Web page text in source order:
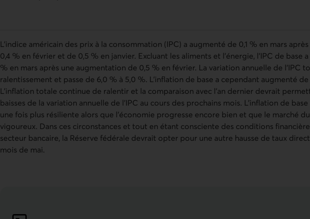
L’indice américain des prix à la consommation (IPC) a augmenté de 0,1 % en mars
0,4 % en février et de 0,5 % en janvier. Excluant les aliments et l’énergie, l’IPC de base
% en mars après une augmentation de 0,5 % en février. La variation annuelle de l’IPC
ralentissement et passe de 6,0 % à 5,0 %. L’inflation de base a cependant augmenté de
L’inflation totale continue de ralentir et la comparaison avec l’an dernier devrait
baisses de la variation annuelle de l’IPC au cours des prochains mois. L’inflation de
une fois plus résiliente alors que l’économie progresse encore bien et que le marché
vigoureux. Dans ces circonstances et tout en étant consciente des conditions
secteur bancaire, la Réserve fédérale devrait opter pour une autre hausse de taux
mois de mai.